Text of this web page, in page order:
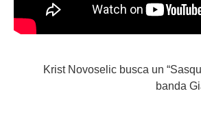
Krist Novoselic busca un
banda